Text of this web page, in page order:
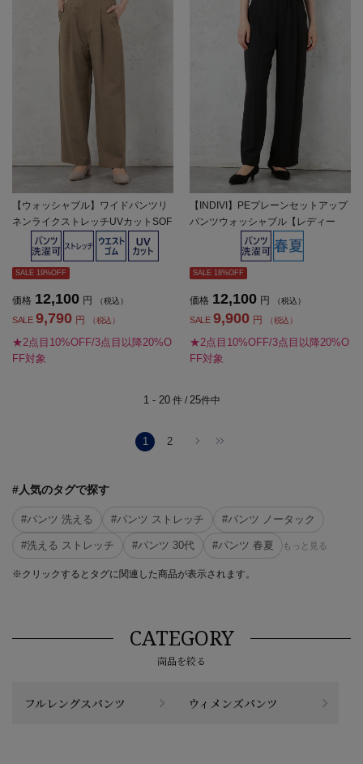
【ウォッシャブル】ワイドパンツリ
ネンライクストレッチUVカットSOF
FICE春夏【レディース】
SALE 19%OFF
価格 12,100 円 （税込）
SALE 9,790 円 （税込）
★2点目10%OFF/3点目以降20%O
FF対象
【INDIVI】PEプレーンセットアップ
パンツウォッシャブル【レディー
SALE 18%OFF
価格 12,100 円 （税込）
SALE 9,900 円 （税込）
★2点目10%OFF/3点目以降20%O
FF対象
1 - 20件 / 25件中
1 2
#人気のタグで探す
#パンツ 洗える #パンツ ストレッチ #パンツ ノータック
#洗える ストレッチ #パンツ 30代 #パンツ 春夏 もっと見る
※クリックするとタグに関連した商品が表示されます。
CATEGORY
商品を絞る
フルレングスパンツ ウィメンズパンツ